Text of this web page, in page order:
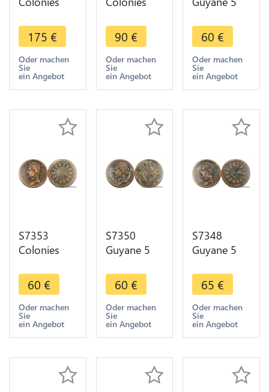
Sénégal 10
Centimes
Charles X
1825 AU
superbe
175 €
Oder machen
Sie
ein Angebot
Centimes
Charles X
1830 A
Paris -
>Faire Offre
90 €
Oder machen
Sie
ein Angebot
Charles X
1828 Paris -
>Faire Offre
60 €
Oder machen
Sie
ein Angebot
S7353
Colonies
Centimes
Charles X
1830 A
Paris -
>Faire Offre
60 €
Oder machen
Sie
ein Angebot
S7350
Guyane 5
Charles X
pour les
colonies
1825 Paris -
>Faire Offre
60 €
Oder machen
Sie
ein Angebot
S7348
Guyane 5
Charles X
pour les
colonies
1828 Paris -
>Faire Offre
65 €
Oder machen
Sie
ein Angebot